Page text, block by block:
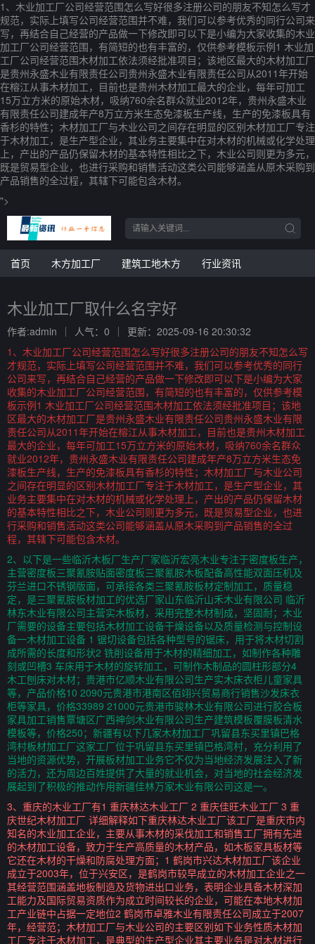
1、木业加工厂公司经营范围怎么写好很多注册公司的朋友不知怎么写才
规范，实际上填写公司经营范围并不难，我们可以参考优秀的同行公司来
写，再结合自己经营的产品做一下修改即可以下是小编为大家收集的木业
加工厂公司经营范围，有简短的也有丰富的，仅供参考模板示例1 木业加
工厂公司经营范围木材加工依法须经批准项目；该地区最大的木材加工厂
是贵州永盛木业有限责任公司贵州永盛木业有限责任公司从2011年开始
在榕江从事木材加工，目前也是贵州木材加工最大的企业，每年可加工
15万立方米的原始木材，吸纳760余名群众就业2012年，贵州永盛木业
有限责任公司建成年产8万立方米生态免漆板生产线，生产的免漆板具有
香杉的特性；木材加工厂与木业公司之间存在明显的区别木材加工厂专注
于木材加工，是生产型企业，其业务主要集中在对木材的机械或化学处理
上，产出的产品仍保留木材的基本特性相比之下，木业公司则更为多元，
既是贸易型企业，也进行采购和销售活动这类公司能够涵盖从原木采购到
产品销售的全过程，其辖下可能包含木材。
">
首页 木方加工厂 建筑工地木方 行业资讯
木业加工厂取什么名字好
作者:admin 人气：0
更新：2025-09-16 20:30:32
1、木业加工厂公司经营范围怎么写好很多注册公司的朋友不知怎么写
才规范，实际上填写公司经营范围并不难，我们可以参考优秀的同行
公司来写，再结合自己经营的产品做一下修改即可以下是小编为大家
收集的木业加工厂公司经营范围，有简短的也有丰富的，仅供参考模
板示例1 木业加工厂公司经营范围木材加工依法须经批准项目；该地
区最大的木材加工厂是贵州永盛木业有限责任公司贵州永盛木业有限
责任公司从2011年开始在榕江从事木材加工，目前也是贵州木材加工
最大的企业，每年可加工15万立方米的原始木材，吸纳760余名群众
就业2012年，贵州永盛木业有限责任公司建成年产8万立方米生态免
漆板生产线，生产的免漆板具有香杉的特性；木材加工厂与木业公司
之间存在明显的区别木材加工厂专注于木材加工，是生产型企业，其
业务主要集中在对木材的机械或化学处理上，产出的产品仍保留木材
的基本特性相比之下，木业公司则更为多元，既是贸易型企业，也进
行采购和销售活动这类公司能够涵盖从原木采购到产品销售的全过
程，其辖下可能包含木材。
2、以下是一些临沂木板厂生产厂家临沂宏亮木业专注于密度板生产，
主营密度板三聚氰胺贴面密度板三聚氰胺木板配备高性能双面压机及
芬兰进口不锈钢版面，可承接各类三聚氰胺板材定制加工，质量稳
定，是三聚氰胺板材加工的优选厂家山东临沂山禾木业有限公司 临沂
林东木业有限公司主营实木板材，采用完整木材制成，坚固耐；木业
厂需要的设备主要包括木材加工设备干燥设备以及质量检测与控制设
备一木材加工设备 1 锯切设备包括各种型号的锯床，用于将木材切割
成所需的长度和形状2 铣削设备用于木材的精细加工，如制作各种雕
刻或凹槽3 车床用于木材的旋转加工，可制作木制品的圆柱形部分4
木工刨床对木材；贵港市亿顺木业有限公司生产实木床衣柜儿童家具
等，产品价格10 2090元贵港市港南区佰翊兴贸易商行销售沙发床衣
柜等家具，价格33989 21000元贵港市骏林木业有限公司进行胶合板
家具加工销售覃塘区广西神剑木业有限公司生产建筑模板覆膜板清水
模板等，价格250；新疆有以下几家木材加工厂巩留县东买里镇巴格
湾村板材加工厂这家工厂位于巩留县东买里镇巴格湾村，充分利用了
当地的资源优势，开展板材加工业务它不仅为当地经济发展注入了新
的活力，还为周边百姓提供了大量的就业机会，对当地的社会经济发
展起到了积极的推动作用新疆佳林万家木业有限公司这是一。
3、重庆的木业工厂有1 重庆林达木业工厂 2 重庆佳旺木业工厂 3 重
庆世纪木材加工厂 详细解释如下重庆林达木业工厂该工厂是重庆市内
知名的木业加工企业，主要从事木材的采伐加工和销售工厂拥有先进
的木材加工设备，致力于生产高质量的木材产品，如木板家具板材等
它还在木材的干燥和防腐处理方面；1 鹤岗市兴达木材加工厂该企业
成立于2003年，位于兴安区，是鹤岗市较早成立的木材加工企业之一
其经营范围涵盖地板制造及货物进出口业务，表明企业具备木材深加
工能力及国际贸易资质作为成立时间较长的企业，可能在本地木材加
工产业链中占据一定地位2 鹤岗市卓雅木业有限责任公司成立于2007
年，经营范；木材加工厂与木业公司的主要区别如下业务性质木材加
工厂专注于木材加工，是典型的生产型企业其主要业务是对木材进行